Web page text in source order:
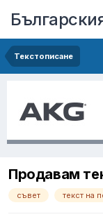
Текстописане
Продавам
съвет текст на